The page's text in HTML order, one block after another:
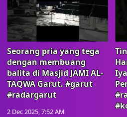
Seorang pria yang tega
dengan membuang
balita di Masjid JAMI AL-
TAQWA Garut. #garut
#radargarut
2 Dec 2025, 7:52 AM